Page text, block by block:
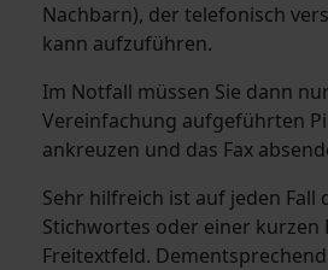
Nachbarn), der telefonisch
kann aufzuführen.
Im Notfall müssen Sie dann
Vereinfachung aufgeführten
ankreuzen und das Fax
Sehr hilfreich ist auf jeden Fall
Stichwortes oder einer kurzen
Freitextfeld.